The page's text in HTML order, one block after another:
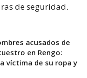
de seguridad.
acusados de
en Rengo:
víctima de su ropa y